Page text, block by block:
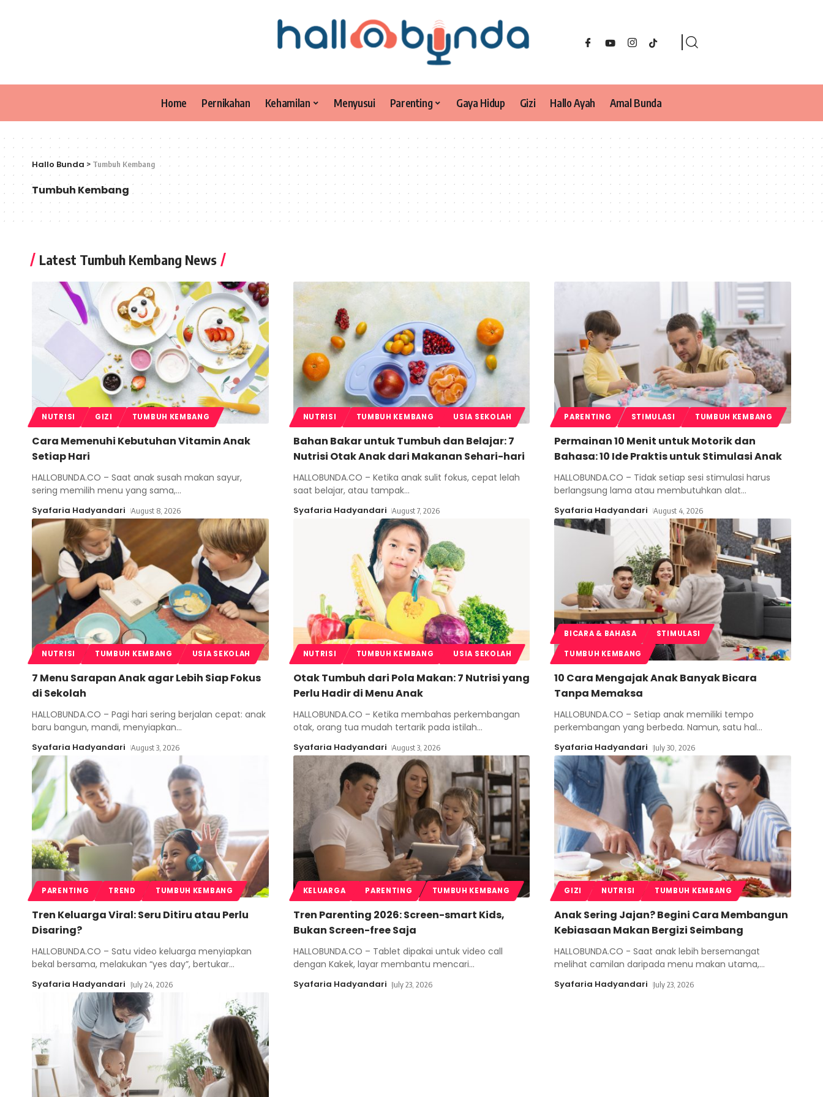
Home Pernikahan Kehamilan Menyusui Parenting Gaya Hidup Gizi Hallo Ayah Amal Bunda
Hallo Bunda > Tumbuh Kembang
Tumbuh Kembang
Latest Tumbuh Kembang News
NUTRISI GIZI TUMBUH KEMBANG
Cara Memenuhi Kebutuhan Vitamin Anak
Setiap Hari
HALLOBUNDA.CO – Saat anak susah makan sayur,
sering memilih menu yang sama,…
Syafaria Hadyandari August 8, 2026
NUTRISI TUMBUH KEMBANG USIA SEKOLAH
Bahan Bakar untuk Tumbuh dan Belajar: 7
Nutrisi Otak Anak dari Makanan Sehari-hari
HALLOBUNDA.CO – Ketika anak sulit fokus, cepat lelah
saat belajar, atau tampak…
Syafaria Hadyandari August 7, 2026
PARENTING STIMULASI TUMBUH KEMBANG
Permainan 10 Menit untuk Motorik dan
Bahasa: 10 Ide Praktis untuk Stimulasi Anak
HALLOBUNDA.CO – Tidak setiap sesi stimulasi harus
berlangsung lama atau membutuhkan alat…
Syafaria Hadyandari August 4, 2026
NUTRISI TUMBUH KEMBANG USIA SEKOLAH
7 Menu Sarapan Anak agar Lebih Siap Fokus
di Sekolah
HALLOBUNDA.CO – Pagi hari sering berjalan cepat: anak
baru bangun, mandi, menyiapkan…
Syafaria Hadyandari August 3, 2026
NUTRISI TUMBUH KEMBANG USIA SEKOLAH
Otak Tumbuh dari Pola Makan: 7 Nutrisi yang
Perlu Hadir di Menu Anak
HALLOBUNDA.CO – Ketika membahas perkembangan
otak, orang tua mudah tertarik pada istilah…
Syafaria Hadyandari August 3, 2026
BICARA & BAHASA STIMULASI
TUMBUH KEMBANG
10 Cara Mengajak Anak Banyak Bicara
Tanpa Memaksa
HALLOBUNDA.CO – Setiap anak memiliki tempo
perkembangan yang berbeda. Namun, satu hal…
Syafaria Hadyandari July 30, 2026
PARENTING TREND TUMBUH KEMBANG
Tren Keluarga Viral: Seru Ditiru atau Perlu
Disaring?
HALLOBUNDA.CO – Satu video keluarga menyiapkan
bekal bersama, melakukan “yes day”, bertukar…
Syafaria Hadyandari July 24, 2026
KELUARGA PARENTING TUMBUH KEMBANG
Tren Parenting 2026: Screen-smart Kids,
Bukan Screen-free Saja
HALLOBUNDA.CO – Tablet dipakai untuk video call
dengan Kakek, layar membantu mencari…
Syafaria Hadyandari July 23, 2026
GIZI NUTRISI TUMBUH KEMBANG
Anak Sering Jajan? Begini Cara Membangun
Kebiasaan Makan Bergizi Seimbang
HALLOBUNDA.CO - Saat anak lebih bersemangat
melihat camilan daripada menu makan utama,…
Syafaria Hadyandari July 23, 2026